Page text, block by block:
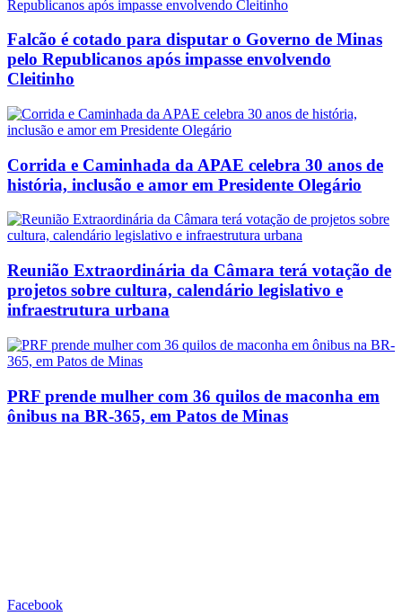
Falcão é cotado para disputar o Governo de Minas
pelo Republicanos após impasse envolvendo
Cleitinho
Corrida e Caminhada da APAE celebra 30 anos de
história, inclusão e amor em Presidente Olegário
Reunião Extraordinária da Câmara terá votação de
projetos sobre cultura, calendário legislativo e
infraestrutura urbana
PRF prende mulher com 36 quilos de maconha em
ônibus na BR-365, em Patos de Minas
Facebook